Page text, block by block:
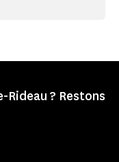
Rideau ? Restons